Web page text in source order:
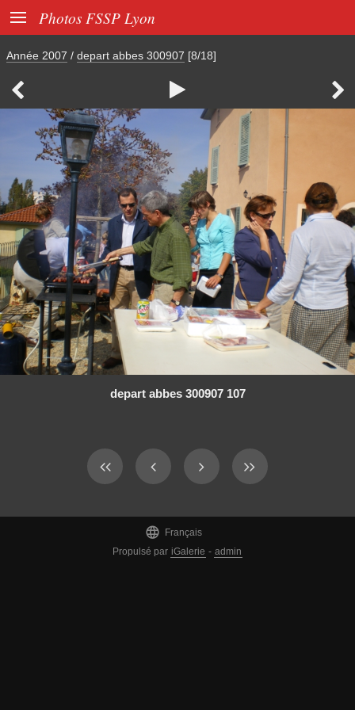
 Photos FSSP Lyon
Année 2007 / depart abbes 300907 [8/18]
  
depart abbes 300907 107

Français
Propulsé par iGalerie - admin